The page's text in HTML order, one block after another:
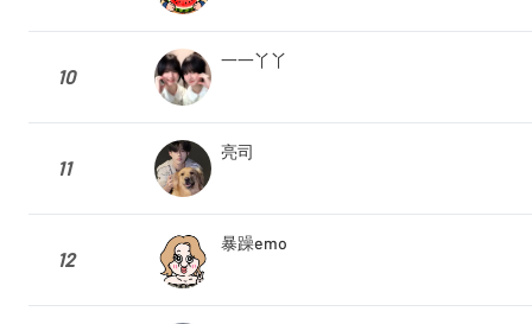
10
一一丫丫
11
亮司
12
暴躁emo